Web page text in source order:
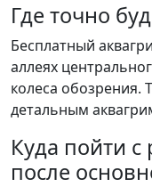
Где точно
Бесплатный
аллеях
колеса обозрения.
детальным
Куда пойти с
после